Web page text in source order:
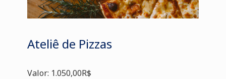
Ateliê de Pizzas
Valor: 1.050,00R$